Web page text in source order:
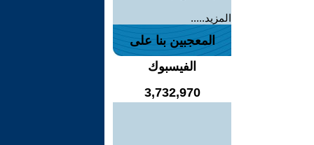
المزيد.....
المعجبين بنا على
الفيسبوك
3,732,970